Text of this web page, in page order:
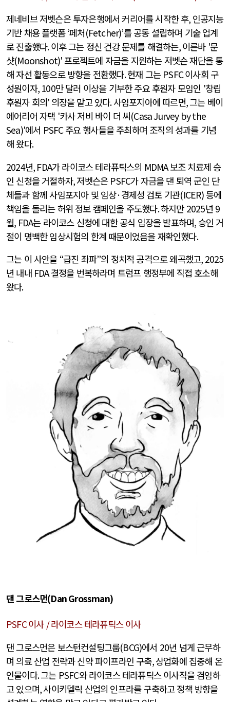
제네비브 저벳슨은 투자은행에서 커리어를 시작한 후, 인공지능
기반 채용 플랫폼‘페처(Fetcher)’를 공동 설립하며 기술 업계
로 진출했다.이후 그는 정신 건강 문제를 해결하는,이른바 '문
샷(Moonshot)'프로젝트에 자금을 지원하는 저벳슨 재단을 통
해 자선 활동으로 방향을 전환했다.현재 그는 PSFC이사회 구
성원이자, 100만 달러 이상을 기부한 주요 후원자 모임인 '창립
후원자 회의' 의장을 맡고 있다.사임포지아에 따르면,그는 베이
에어리어 자택 '카사 저비 바이 더 씨(Casa Jurvey by the
Sea)'에서 PSFC주요 행사들을 주최하며 조직의 성과를 기념
해 왔다.
2024년, FDA가 라이코스 테라퓨틱스의 MDMA보조 치료제 승
인 신청을 거절하자,저벳슨은 PSFC가 자금을 댄 퇴역 군인 단
체들과 함께 사임포지아 및 임상·경제성 검토 기관(ICER)등에
책임을 돌리는 허위 정보 캠페인을 주도했다.하지만 2025년 9
월, FDA는 라이코스 신청에 대한 공식 입장을 발표하며,승인 거
절이 명백한 임상시험의 한계 때문이었음을 재확인했다.
그는 이 사안을 “급진 좌파”의 정치적 공격으로 왜곡했고, 2025
년 내내 FDA결정을 번복하라며 트럼프 행정부에 직접 호소해
왔다.
댄 그로스먼(Dan Grossman)
PSFC이사 /라이코스 테라퓨틱스 이사
댄 그로스먼은 보스턴컨설팅그룹(BCG)에서 20년 넘게 근무하
며 의료 산업 전략과 신약 파이프라인 구축,상업화에 집중해 온
인물이다.그는 PSFC와 라이코스 테라퓨틱스 이사직을 겸임하
고 있으며,사이키델릭 산업의 인프라를 구축하고 정책 방향을